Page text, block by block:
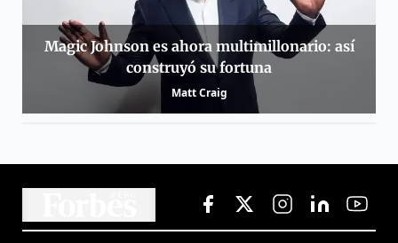
Magic Johnson es ahora multimillonario: así
construyó su fortuna
Matt Craig